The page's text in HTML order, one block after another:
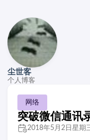
尘世客
个人博客
网络
突破微信通讯
2018年5月2日星期